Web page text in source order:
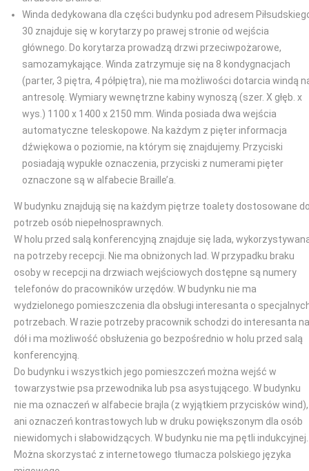
Winda dedykowana dla części budynku pod adresem
30 znajduje się w korytarzy po prawej stronie od wejścia
głównego. Do korytarza prowadzą drzwi przeciwpożarowe,
samozamykające. Winda zatrzymuje się na 8 kondygnacjach
(parter, 3 piętra, 4 półpiętra), nie ma możliwości dotarcia windą
antresolę. Wymiary wewnętrzne kabiny wynoszą (szer. X głęb. x
wys.) 1100 x 1400 x 2150 mm. Winda posiada dwa wejścia
automatyczne teleskopowe. Na każdym z pięter informacja
dźwiękowa o poziomie, na którym się znajdujemy. Przyciski
posiadają wypukłe oznaczenia, przyciski z numerami pięter
oznaczone są w alfabecie Braille’a.
W budynku znajdują się na każdym piętrze toalety dostosowane
potrzeb osób niepełnosprawnych.
W holu przed salą konferencyjną znajduje się lada,
na potrzeby recepcji. Nie ma obniżonych lad. W przypadku braku
osoby w recepcji na drzwiach wejściowych dostępne są numery
telefonów do pracowników urzędów. W budynku nie ma
wydzielonego pomieszczenia dla obsługi interesanta o
potrzebach. W razie potrzeby pracownik schodzi do interesanta na
dół i ma możliwość obsłużenia go bezpośrednio w holu przed salą
konferencyjną.
Do budynku i wszystkich jego pomieszczeń można wejść w
towarzystwie psa przewodnika lub psa asystującego. W budynku
nie ma oznaczeń w alfabecie brajla (z wyjątkiem przycisków wind),
ani oznaczeń kontrastowych lub w druku powiększonym dla osób
niewidomych i słabowidzących. W budynku nie ma pętli indukcyjnej.
Można skorzystać z internetowego tłumacza polskiego języka